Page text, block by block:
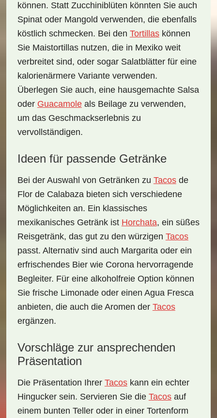
können. Statt Zucchiniblüten könnten Sie auch
Spinat oder Mangold verwenden, die ebenfalls
köstlich schmecken. Bei den Tortillaskönnen
Sie Maistortillas nutzen, die in Mexiko weit
verbreitet sind, oder sogar Salatblätter für eine
kalorienärmere Variante verwenden.
Überlegen Sie auch, eine hausgemachte Salsa
oder Guacamoleals Beilage zu verwenden,
um das Geschmackserlebnis zu
vervollständigen.
Ideen für passende Getränke
Bei der Auswahl von Getränken zu Tacosde
Flor de Calabaza bieten sich verschiedene
Möglichkeiten an. Ein klassisches
mexikanisches Getränk ist Horchata, ein süßes
Reisgetränk, das gut zu den würzigen Tacos
passt. Alternativ sind auch Margarita oder ein
erfrischendes Bier wie Corona hervorragende
Begleiter. Für eine alkoholfreie Option können
Sie frische Limonade oder einen Agua Fresca
anbieten, die auch die Aromen der Tacos
ergänzen.
Vorschläge zur ansprechenden
Präsentation
Die Präsentation Ihrer Tacoskann ein echter
Hingucker sein. Servieren Sie die Tacosauf
einem bunten Teller oder in einer Tortenform